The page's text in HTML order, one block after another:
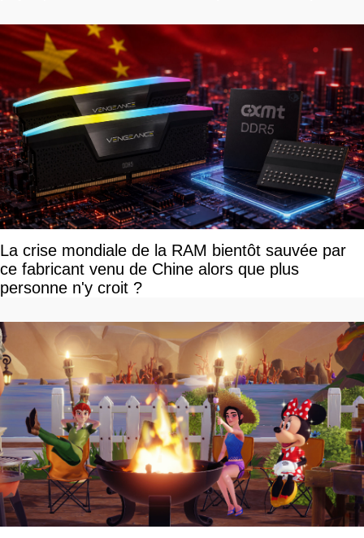
La crise mondiale de la RAM bientôt sauvée par
ce fabricant venu de Chine alors que plus
personne n'y croit ?